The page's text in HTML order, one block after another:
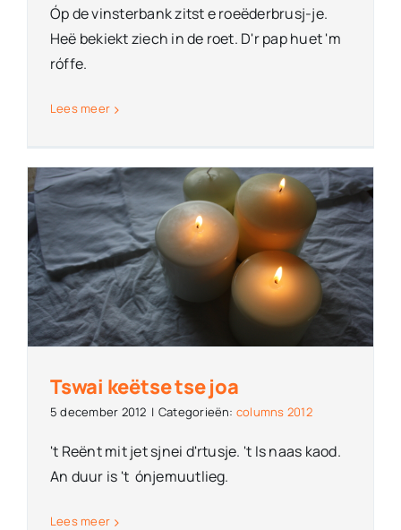
Óp de vinsterbank zitst e roeëderbrusj-je.
Heë bekiekt ziech in de roet. D'r pap huet 'm
róffe.
Lees meer
Tswai keëtse tse joa
5 december 2012 | Categorieën: columns 2012
't Reënt mit jet sjnei d'rtusje. 't Is naas kaod.
An duur is 't ónjemuutlieg.
Lees meer